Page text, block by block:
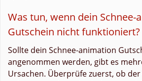
Was tun, wenn dein Schnee-
Gutschein nicht funktioniert?
Sollte dein Schnee-animation
angenommen werden, gibt es
Ursachen. Überprüfe zuerst, ob